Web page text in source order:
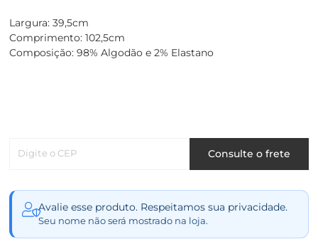
Largura: 39,5cm
Comprimento: 102,5cm
Composição: 98% Algodão e 2% Elastano
Digite o CEP Consulte o frete
Avalie esse produto. Respeitamos sua privacidade.
Seu nome não será mostrado na loja.